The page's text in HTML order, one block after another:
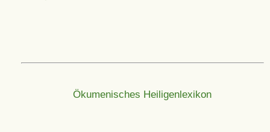
Ökumenisches Heiligenlexikon